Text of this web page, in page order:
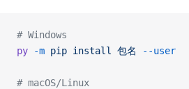
# Windows
py -m pip install 包名 --user
# macOS/Linux